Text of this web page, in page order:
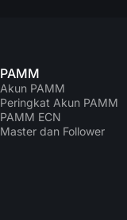
PAMM
Akun PAMM
Peringkat Akun PAMM
PAMM ECN
Master dan Follower